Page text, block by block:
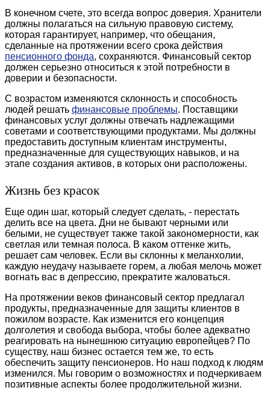
В конечном счете, это всегда вопрос доверия. Хранители
должны полагаться на сильную правовую систему,
которая гарантирует, например, что обещания,
сделанные на протяжении всего срока действия
пенсионного фонда, сохраняются. Финансовый сектор
должен серьезно относиться к этой потребности в
доверии и безопасности.
С возрастом изменяются склонность и способность
людей решать финансовые проблемы. Поставщики
финансовых услуг должны отвечать надлежащими
советами и соответствующими продуктами. Мы должны
предоставить доступным клиентам инструменты,
предназначенные для существующих навыков, и на
этапе создания активов, в которых они расположены.
Жизнь без красок
Еще один шаг, который следует сделать, - перестать
делить все на цвета. Дни не бывают черными или
белыми, не существует также такой закономерности, как
светлая или темная полоса. В каком оттенке жить,
решает сам человек. Если вы склонны к меланхолии,
каждую неудачу называете горем, а любая мелочь может
вогнать вас в депрессию, прекратите жаловаться.
На протяжении веков финансовый сектор предлагал
продукты, предназначенные для защиты клиентов в
пожилом возрасте. Как изменится его концепция
долголетия и свобода выбора, чтобы более адекватно
реагировать на нынешнюю ситуацию европейцев? По
существу, наш бизнес остается тем же, то есть
обеспечить защиту пенсионеров. Но наш подход к людям
изменился. Мы говорим о возможностях и подчеркиваем
позитивные аспекты более продолжительной жизни.